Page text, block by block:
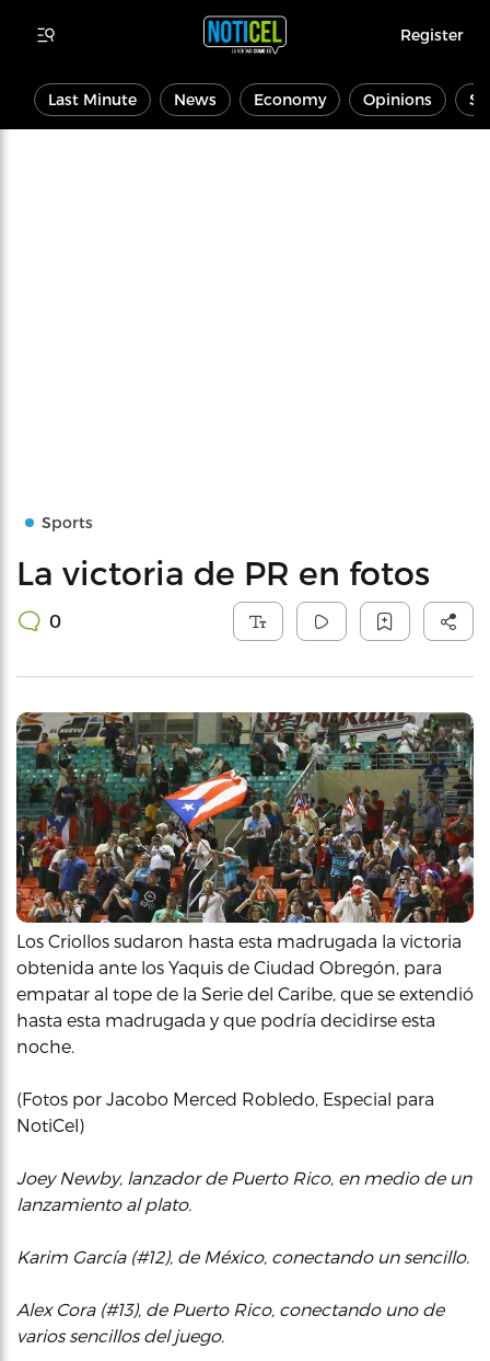
Register
Last Minute News Economy Opinions
Sports
La victoria de PR en fotos
0
Los Criollos sudaron hasta esta madrugada la victoria
obtenida ante los Yaquis de Ciudad Obregón, para
empatar al tope de la Serie del Caribe, que se extendió
hasta esta madrugada y que podría decidirse esta
noche.
(Fotos por Jacobo Merced Robledo, Especial para
NotiCel)
Joey Newby, lanzador de Puerto Rico, en medio de un
lanzamiento al plato.
Karim García (#12), de México, conectando un sencillo.
Alex Cora (#13), de Puerto Rico, conectando uno de
varios sencillos del juego.